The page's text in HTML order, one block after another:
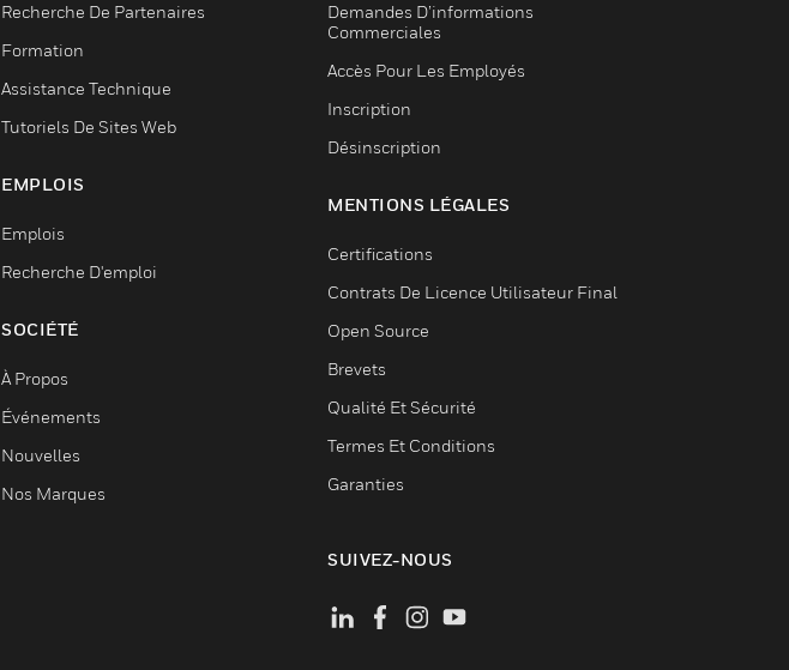
Recherche De Partenaires
Formation
Assistance Technique
Tutoriels De Sites Web
EMPLOIS
Emplois
Recherche D'emploi
SOCIÉTÉ
À Propos
Événements
Nouvelles
Nos Marques
Demandes D’informations
Commerciales
Accès Pour Les Employés
Inscription
Désinscription
MENTIONS LÉGALES
Certifications
Contrats De Licence Utilisateur Final
Open Source
Brevets
Qualité Et Sécurité
Termes Et Conditions
Garanties
SUIVEZ-NOUS